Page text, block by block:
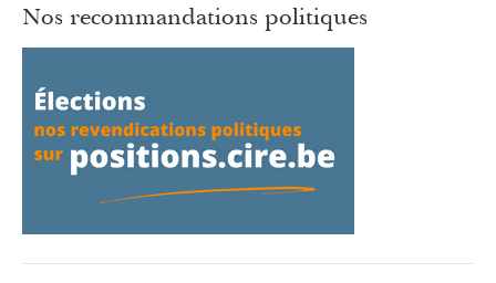
Nos recommandations politiques